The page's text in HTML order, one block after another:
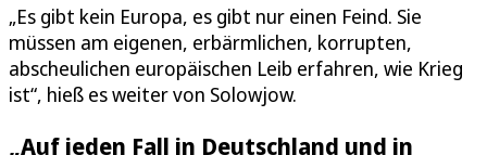
„Es gibt kein Europa, es gibt nur einen Feind. Sie
müssen am eigenen, erbärmlichen, korrupten,
abscheulichen europäischen Leib erfahren, wie Krieg
ist“, hieß es weiter von Solowjow.
„Auf jeden Fall in Deutschland und in